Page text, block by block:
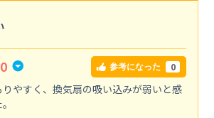
参考になった 0
やすく、換気扇の吸い込みが弱いと感